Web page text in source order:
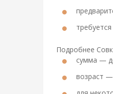
Подробнее
сумма —
возраст